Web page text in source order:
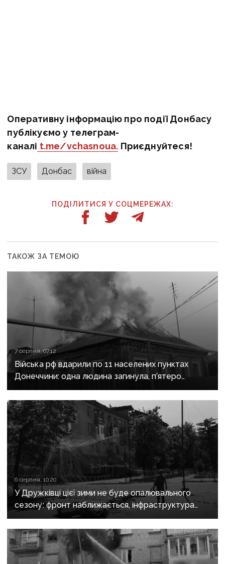
Оперативну інформацію про події Донбасу
публікуємо у телеграм-
каналі t.me/vchasnoua. Приєднуйтеся!
ЗСУ Донбас війна
ПОДІЛИТИСЯ У СОЦМЕРЕЖАХ:
ТАКОЖ ЗА ТЕМОЮ
7 серпня, 07:12
Війська рф вдарили по 11 населених пунктах
Донеччини: одна людина загинула, п’ятеро
поранені
6 серпня, 10:20
У Дружківці цієї зими не буде опалювального
сезону: фронт наближається, інфраструктура
критично зруйнована